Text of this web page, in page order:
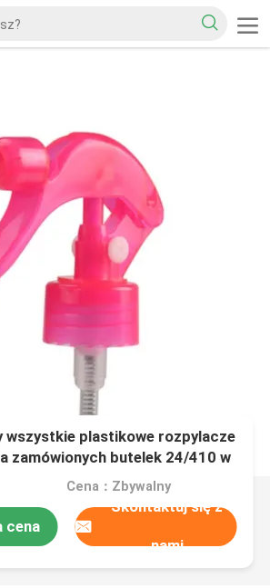
wszystkie plastikowe rozpylacze
zamówionych butelek 24/410 w
Cena：Zbywalny
cena
Skontaktuj się z
nami